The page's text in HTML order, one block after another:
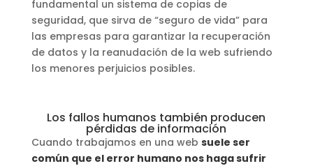
fundamental un sistema de copias de
seguridad, que sirva de “seguro de vida” para
las empresas para garantizar la recuperación
de datos y la reanudación de la web sufriendo
los menores perjuicios posibles.
Los fallos humanos también producen
pérdidas de información
Cuando trabajamos en una web suele ser
común que el error humano nos haga sufrir